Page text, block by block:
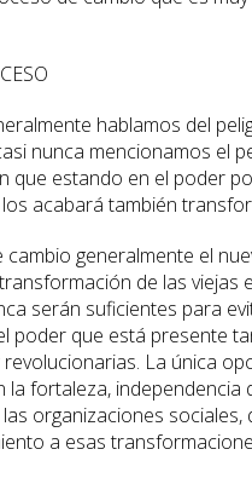
hablamos del
nunca mencionamos el
que estando en el poder
acabará también
generalmente el
de las viejas
serán suficientes para
poder que está presente
La única
fortaleza, independencia
organizaciones sociales,
a esas